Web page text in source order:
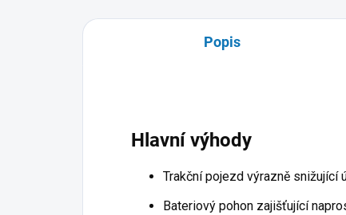
Popis
Hlavní výhody
Trakční pojezd výrazně snižující
Bateriový pohon zajišťující